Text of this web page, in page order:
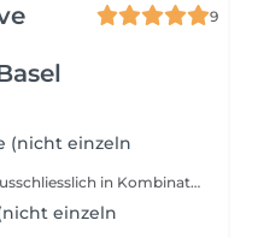
9
(nicht einzeln
Diese "add on" - Behandlung ist ausschliesslich in Kombination mit einer Gesichtsbehandlung buchbar und kann nicht einzeln gebucht werden.Waxing ist eine Form der Depilation und hält im Vergleich zum Rasieren wesentlich länger an. Mithilfe von Wachs wird das Haar mitsamt der Wurzel aus der Haut entfernt. Um die Behandlung optimal durchzuführen, sollten die Härchen eine Länge von 3-5 mm haben.
einzeln